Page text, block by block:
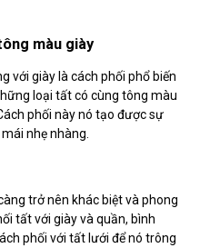
màu giày
với giày là cách phối phổ biến
loại tất có cùng tông màu
phối này nó tạo được sự
nhẹ nhàng.
trở nên khác biệt và phong
tất với giày và quần, bình
phối với tất lưới để nó trông